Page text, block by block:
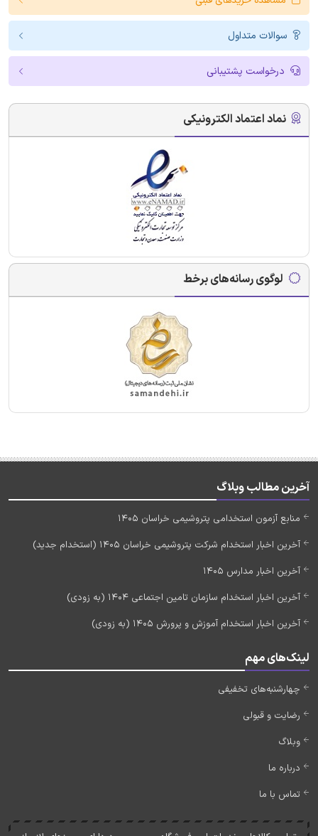
سوالات متداول
درخواست پشتیبانی
نماد اعتماد الکترونیکی
لوگوی رسانه‌های برخط
آخرین مطالب وبلاگ
منابع آزمون استخدامی پتروشیمی خراسان 1405
آخرین اخبار استخدام شرکت پتروشیمی خراسان 1405 (استخدام جدید)
آخرین اخبار مدارس 1405
آخرین اخبار استخدام سازمان تامین اجتماعی 1404 (به زودی)
آخرین اخبار استخدام آموزش و پرورش 1405 (به زودی)
لینک‌های مهم
چهارشنبه‌های تخفیفی
رضایت و قبولی
وبلاگ
درباره ما
تماس با ما